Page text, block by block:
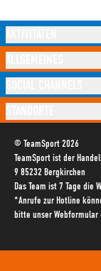
© TeamSport 2026
TeamSport ist der
9 85232 Bergkirchen
Das Team ist 7 Tage die
*Anrufe zur Hotline
bitte unser Webformular